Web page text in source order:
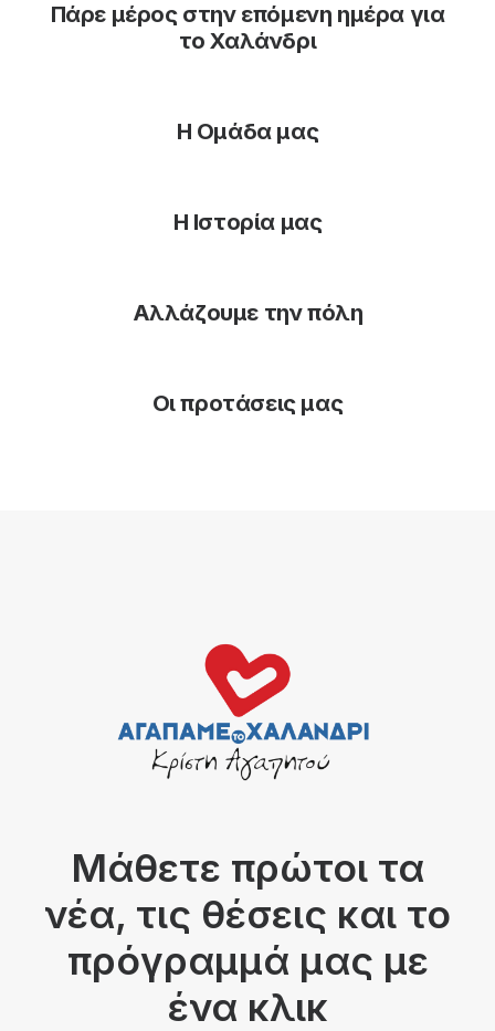
Πάρε μέρος στην επόμενη ημέρα για
το Χαλάνδρι
Η Ομάδα μας
Η Ιστορία μας
Αλλάζουμε την πόλη
Οι προτάσεις μας
Μάθετε πρώτοι τα
νέα, τις θέσεις και το
πρόγραμμά μας με
ένα κλικ